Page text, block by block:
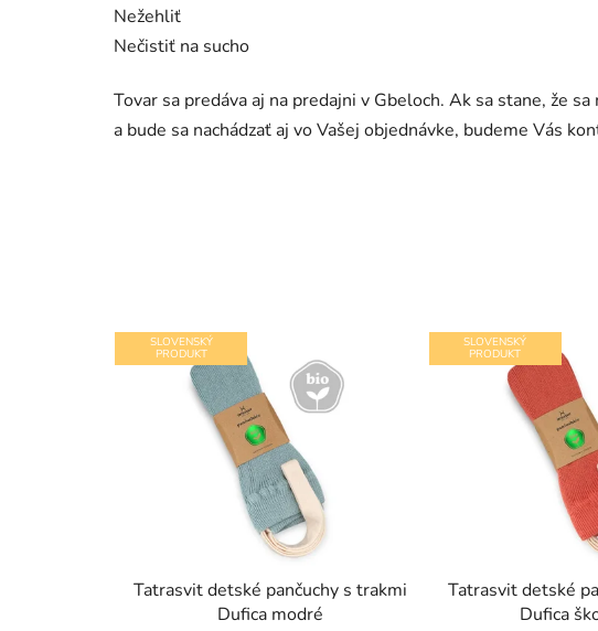
Nežehliť
Nečistiť na sucho
Tovar sa predáva aj na predajni v Gbeloch. Ak sa stane, že
a bude sa nachádzať aj vo Vašej objednávke, budeme Vás
SLOVENSKÝ
PRODUKT
Tatrasvit detské pančuchy s trakmi
Dufica modré
SLOVENSKÝ
PRODUKT
Tatrasvit detské
Dufica